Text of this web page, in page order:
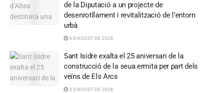
de la Diputació a un projecte de
desenrotllament i revitalització de l’entorn
urbà
6 D'AGOST DE 2026
Sant Isidre exalta el 25 aniversari de la
construcció de la seua ermita per part dels
veïns de Els Arcs
5 D'AGOST DE 2026